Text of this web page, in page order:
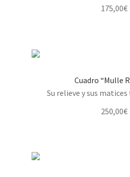
175,00€
Cuadro “Mulle
Su relieve y sus
250,00€